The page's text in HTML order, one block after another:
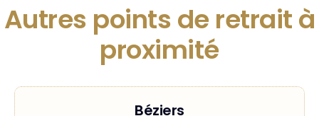
Autres points de retrait à
proximité
Béziers